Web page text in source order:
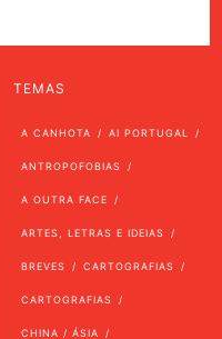
TEMAS
A CANHOTA AI PORTUGAL
ANTROPOFOBIAS
A OUTRA FACE
ARTES, LETRAS E IDEIAS
BREVES CARTOGRAFIAS
CARTOGRAFIAS
CHINA / ÁSIA